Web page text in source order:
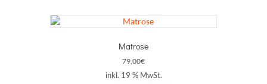
Matrose
79,00€
inkl. 19 % MwSt.